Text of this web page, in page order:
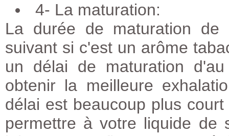
4- La maturation:
La durée de maturation
suivant si c'est un arôme
un délai de maturation
obtenir la meilleure
délai est beaucoup plus
permettre à votre liquide de